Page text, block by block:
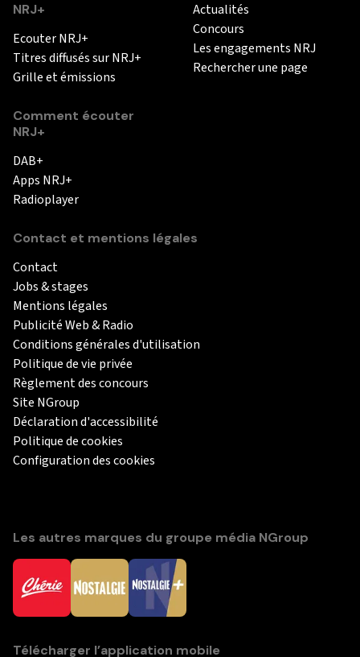
NRJ+
Ecouter NRJ+
Titres diffusés sur NRJ+
Grille et émissions
Comment écouter
NRJ+
DAB+
Apps NRJ+
Radioplayer
Actualités
Concours
Les engagements NRJ
Rechercher une page
Contact et mentions légales
Contact
Jobs & stages
Mentions légales
Publicité Web & Radio
Conditions générales d'utilisation
Politique de vie privée
Règlement des concours
Site NGroup
Déclaration d'accessibilité
Politique de cookies
Configuration des cookies
Les autres marques du groupe média NGroup
Télécharger l’application mobile